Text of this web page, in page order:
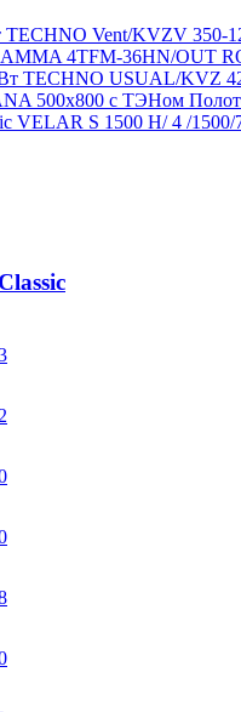
TECHNO Vent/KVZV 350-
TECHNO USUAL/KVZ
VELAR S 1500 H/ 4 /1500/
2